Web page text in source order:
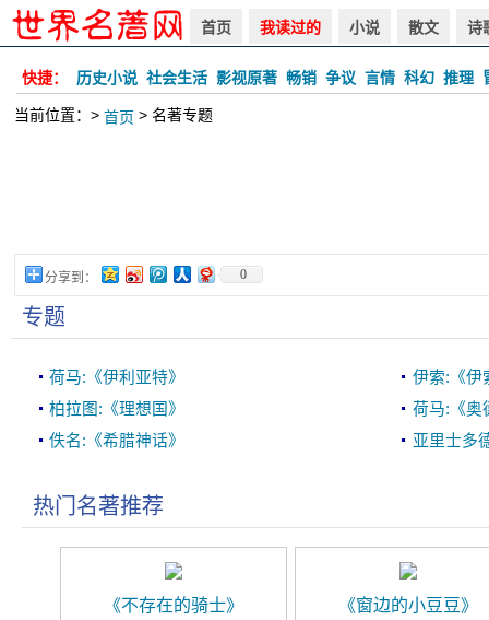
首页 我读过的 小说 散文 诗
快捷： 历史小说 社会生活 影视原著 畅销 争议 言情 科幻 推理
当前位置：> 首页 > 名著专题
分享到： 0
专题
荷马:《伊利亚特》
伊索:《伊
柏拉图:《理想国》
荷马:《奥
佚名:《希腊神话》
亚里士多
热门名著推荐
《不存在的骑士》 《窗边的小豆豆》